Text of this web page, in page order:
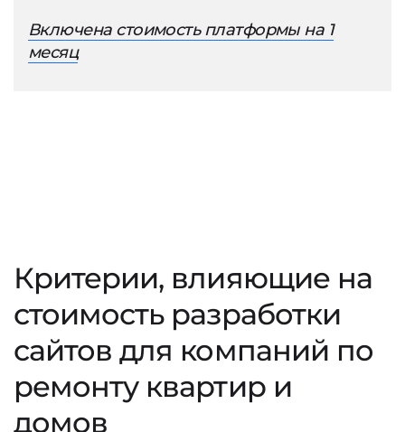
Включена стоимость платформы на 1
месяц
Критерии, влияющие на
стоимость разработки
сайтов для компаний по
ремонту квартир и
домов